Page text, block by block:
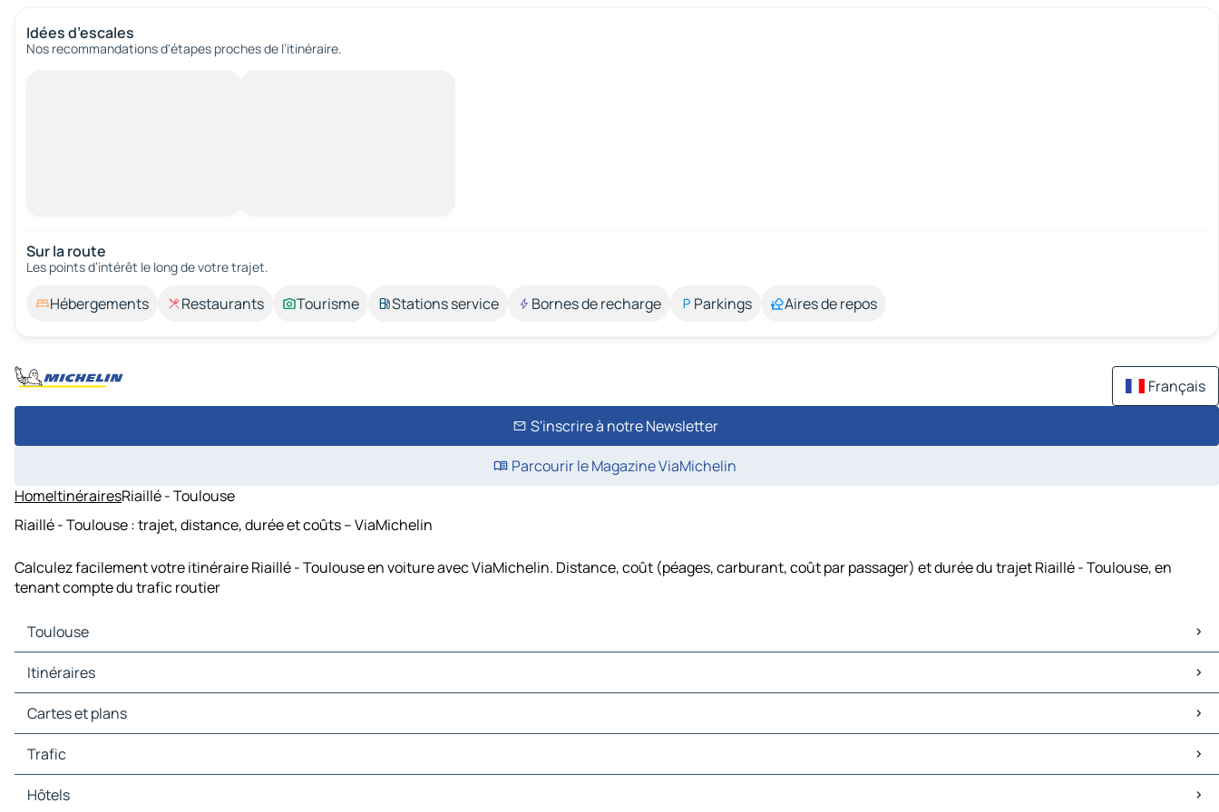
Idées d’escales
Nos recommandations d'étapes proches de l’itinéraire.
Sur la route
Les points d’intérêt le long de votre trajet.
Hébergements Restaurants Tourisme Stations service Bornes de recharge Parkings Aires de repos
Français
S'inscrire à notre Newsletter
Parcourir le Magazine ViaMichelin
HomeItinérairesRiaillé - Toulouse
Riaillé - Toulouse : trajet, distance, durée et coûts – ViaMichelin
Calculez facilement votre itinéraire Riaillé - Toulouse en voiture avec ViaMichelin. Distance, coût (péages, carburant, coût par passager) et durée du trajet Riaillé - Toulouse, en
tenant compte du trafic routier
Toulouse
Toulouse Cartes et plans
Toulouse Trafic
Toulouse Hôtels
Toulouse Restaurants
Toulouse Stations-service
Itinéraires
Itinéraires Toulouse - Montpellier
Itinéraires Toulouse - Montauban
Itinéraires Toulouse - Albi
Itinéraires Toulouse - Auch
Itinéraires Toulouse - Foix
Itinéraires Toulouse - Carcassonne
Cartes et plans
Cartes et plans Montpellier
Cartes et plans Montauban
Cartes et plans Albi
Cartes et plans Auch
Trafic
Trafic Montpellier
Trafic Montauban
Hôtels